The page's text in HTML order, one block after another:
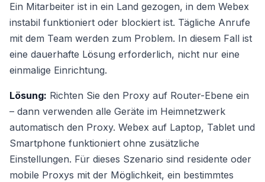
Ein Mitarbeiter ist in ein Land gezogen, in dem Webex
instabil funktioniert oder blockiert ist. Tägliche Anrufe
mit dem Team werden zum Problem. In diesem Fall ist
eine dauerhafte Lösung erforderlich, nicht nur eine
einmalige Einrichtung.
Lösung: Richten Sie den Proxy auf Router-Ebene ein
– dann verwenden alle Geräte im Heimnetzwerk
automatisch den Proxy. Webex auf Laptop, Tablet und
Smartphone funktioniert ohne zusätzliche
Einstellungen. Für dieses Szenario sind residente oder
mobile Proxys mit der Möglichkeit, ein bestimmtes